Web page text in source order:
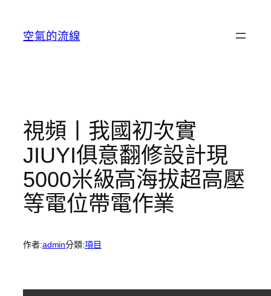
空氣的流線
視頻丨我國初次實
JIUYI俱意翻修設計現
5000米級高海拔超高壓
等電位帶電作業
作者:admin分類:項目